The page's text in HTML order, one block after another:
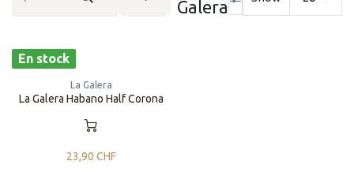
Galera
En stock
La Galera
La Galera Habano Half Corona
23,90 CHF